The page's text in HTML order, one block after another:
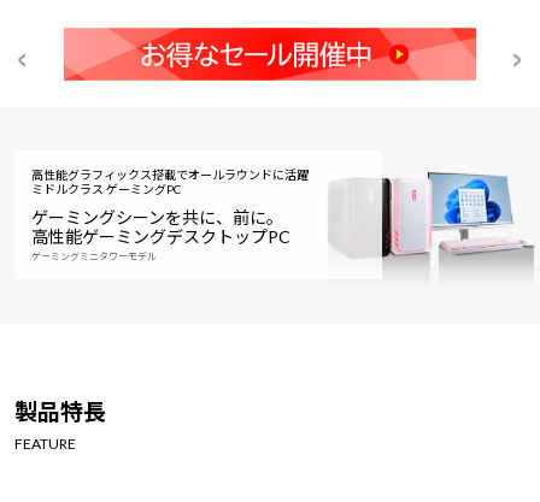
高性能グラフィックス搭載でオールラウンドに活躍
ミドルクラス ゲーミングPC
ゲーミングシーンを共に、前に。
高性能ゲーミングデスクトップPC
ゲーミングミニタワーモデル
製品特長
FEATURE